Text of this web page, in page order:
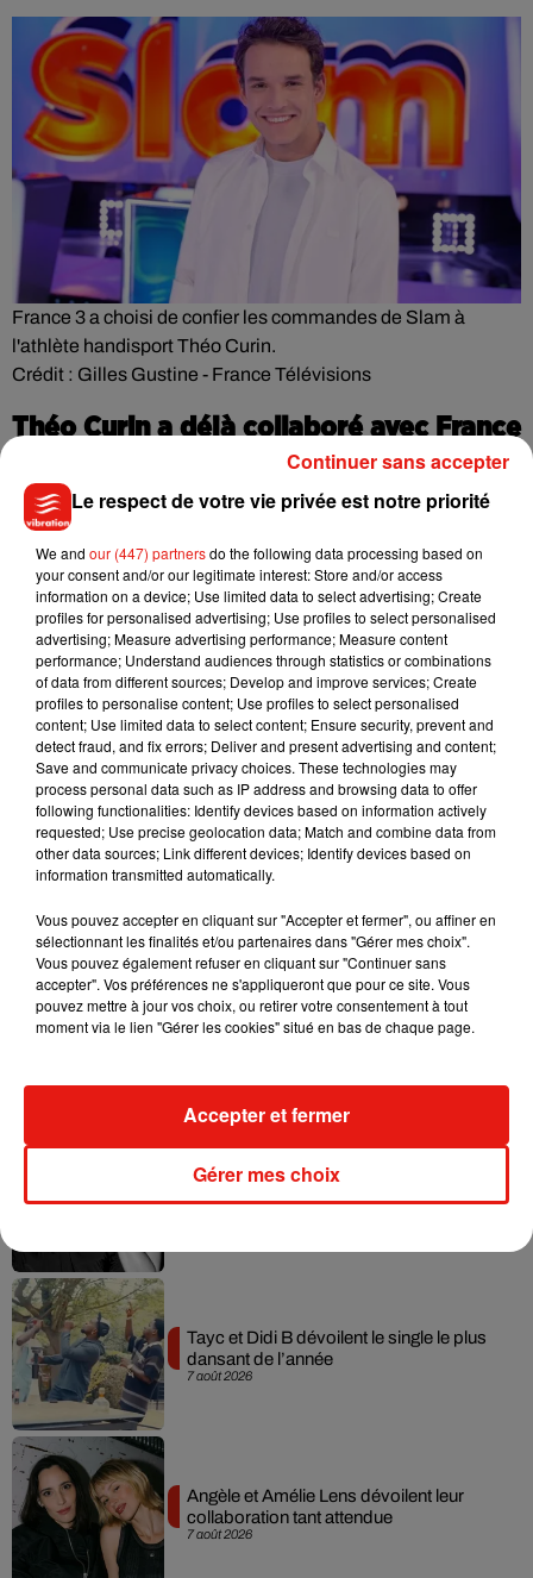
France 3 a choisi de confier les commandes de Slam à
l'athlète handisport Théo Curin.
Crédit : Gilles Gustine - France Télévisions
Théo Curin a déjà collaboré avec France
Le palmarès sportif de Théo Curin est solide. Il a gagné deux
médailles d'argent aux championnats du monde de natation
handisport, une médaille de bronze aux championnats du
monde de Londres et une quatrième place en nage libre aux
Jeux paralympiques de Rio.
Théo Curin a eu unepremière expérience d'acteur dans la
série Vestiaires sur France 2. Il a par la suite été dans Plus
Belle la Vie sur France 3. Depuis 2019, il estchroniqueur à
la téléet la radio, notammentdans le Magasine de la santé
et Aux Jeux, Citoyens.
Musique
Julien Lieb s’essaye à la vie de chatelain
Madonna sort enfin le remix de « Love
Sensation » avec Kylie Minogue
7 août 2026
Tayc et Didi B dévoilent le single le plus
dansant de l’année
7 août 2026
Angèle et Amélie Lens dévoilent leur
collaboration tant attendue
Le respect de votre vie privée est notre priorité
We and our (447) partnersdo the following data processing based on
your consent and/or our legitimate interest: Store and/or access
information on a device; Use limited data to select advertising; Create
profiles for personalised advertising; Use profiles to select personalised
advertising; Measure advertising performance; Measure content
performance; Understand audiences through statistics or combinations
of data from different sources; Develop and improve services; Create
profiles to personalise content; Use profiles to select personalised
content; Use limited data to select content; Ensure security, prevent and
detect fraud, and fix errors; Deliver and present advertising and content;
Save and communicate privacy choices. These technologies may
process personal data such as IP address and browsing data to offer
following functionalities: Identify devices based on information actively
requested; Use precise geolocation data; Match and combine data from
other data sources; Link different devices; Identify devices based on
information transmitted automatically.
Vous pouvez accepter en cliquant sur "Accepter et fermer", ou affiner en
sélectionnant les finalités et/ou partenaires dans "Gérer mes choix".
Vous pouvez également refuser en cliquant sur "Continuer sans
accepter". Vos préférences ne s'appliqueront que pour ce site. Vous
pouvez mettre à jour vos choix, ou retirer votre consentement à tout
moment via le lien "Gérer les cookies" situé en bas de chaque page.
Gérer mes choix
Accepter et fermer
Continuer sans accepter